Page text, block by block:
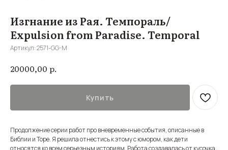
Изгнание из Рая. Темпораль/
Expulsion from Paradise. Temporal
Артикул:2571-GG-M
20000,00 р.
Купить
Продолжение серии работ про вневременные события, описанные в
Библии и Торе. Я решила отнестись к этому с юмором, как дети
относятся ко всем серьезным историям. Работа создавалась от кусочка,